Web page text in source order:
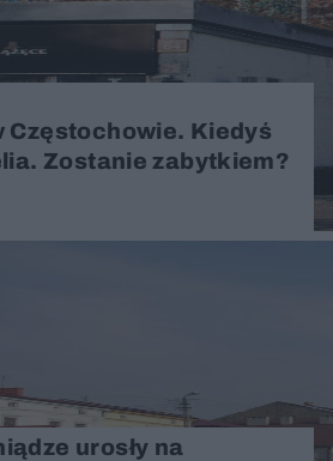
Częstochowie. Kiedyś
Zostanie zabytkiem?
urosły na